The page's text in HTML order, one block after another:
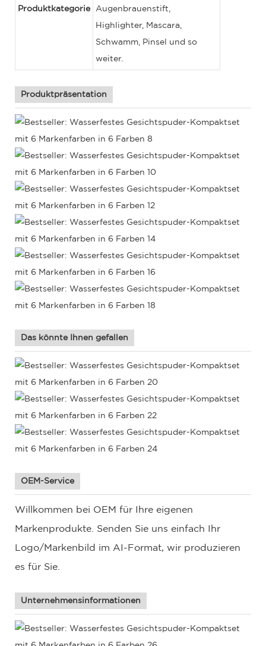
Produktkategorie Augenbrauenstift,
Highlighter, Mascara,
Schwamm, Pinsel und so
weiter.
Produktpräsentation
Das könnte Ihnen gefallen
OEM-Service
Willkommen bei OEM für Ihre eigenen
Markenprodukte. Senden Sie uns einfach Ihr
Logo/Markenbild im AI-Format, wir produzieren
es für Sie.
Unternehmensinformationen